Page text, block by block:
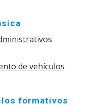
de vehículos
formativos